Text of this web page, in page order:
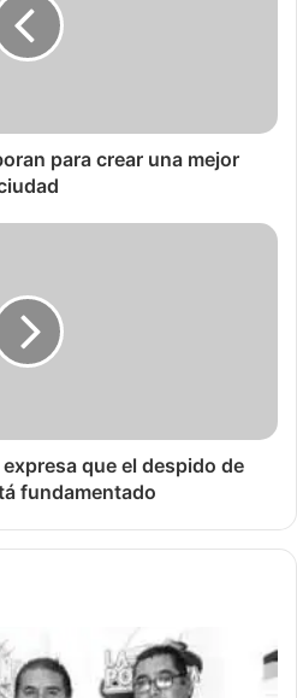
para crear una mejor
que el despido de
fundamentado